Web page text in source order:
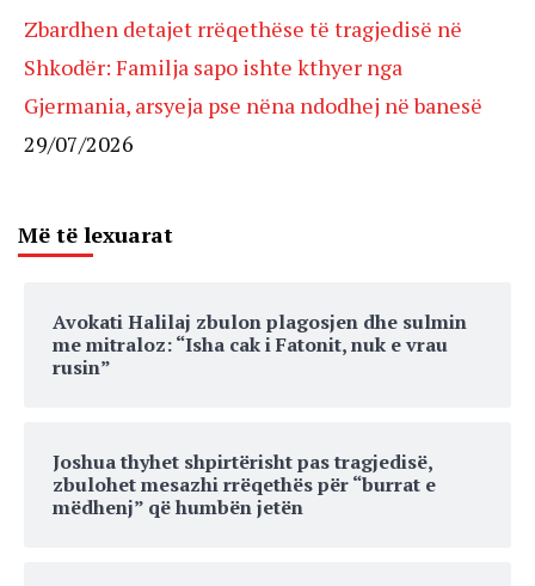
Zbardhen detajet rrëqethëse të tragjedisë në
Shkodër: Familja sapo ishte kthyer nga
Gjermania, arsyeja pse nëna ndodhej në banesë
29/07/2026
Më të lexuarat
Avokati Halilaj zbulon plagosjen dhe sulmin
me mitraloz: “Isha cak i Fatonit, nuk e vrau
rusin”
Joshua thyhet shpirtërisht pas tragjedisë,
zbulohet mesazhi rrëqethës për “burrat e
mëdhenj” që humbën jetën